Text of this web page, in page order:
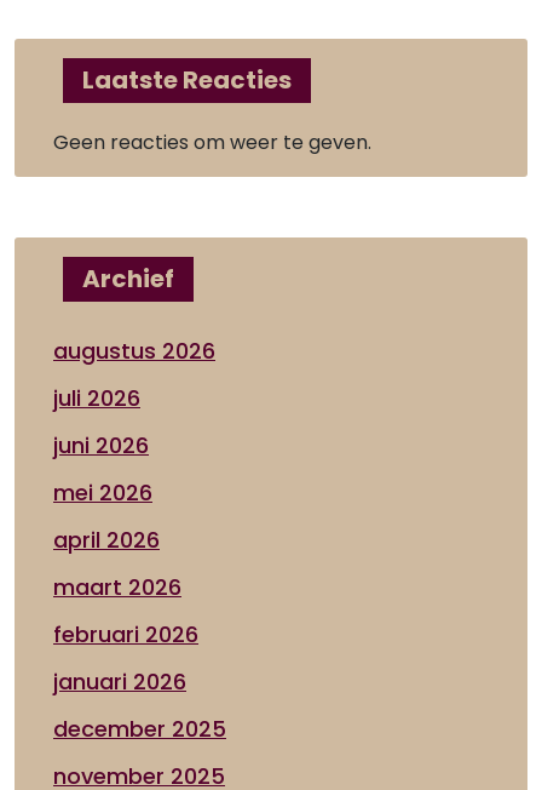
Laatste Reacties
Geen reacties om weer te geven.
Archief
augustus 2026
juli 2026
juni 2026
mei 2026
april 2026
maart 2026
februari 2026
januari 2026
december 2025
november 2025